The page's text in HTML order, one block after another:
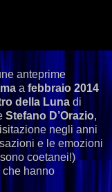
anteprime
a febbraio 2014
della Luna di
Stefano D’Orazio,
negli anni
e le emozioni
coetanei!)
che hanno